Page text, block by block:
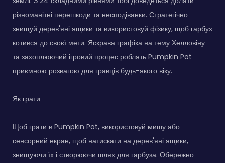
різноманітні перешкоди та несподіванки. Стратегічно
знищуй дерев'яні ящики та використовуй фізику, щоб гарбуз
котився до своєї мети. Яскрава графіка на тему Хелловіну
та захоплюючий ігровий процес роблять Pumpkin Pot
приємною розвагою для гравців будь-якого віку.
Як грати
Щоб грати в Pumpkin Pot, використовуй мишу або
сенсорний екран, щоб натискати на дерев'яні ящики,
знищуючи їх і створюючи шлях для гарбуза. Обережно